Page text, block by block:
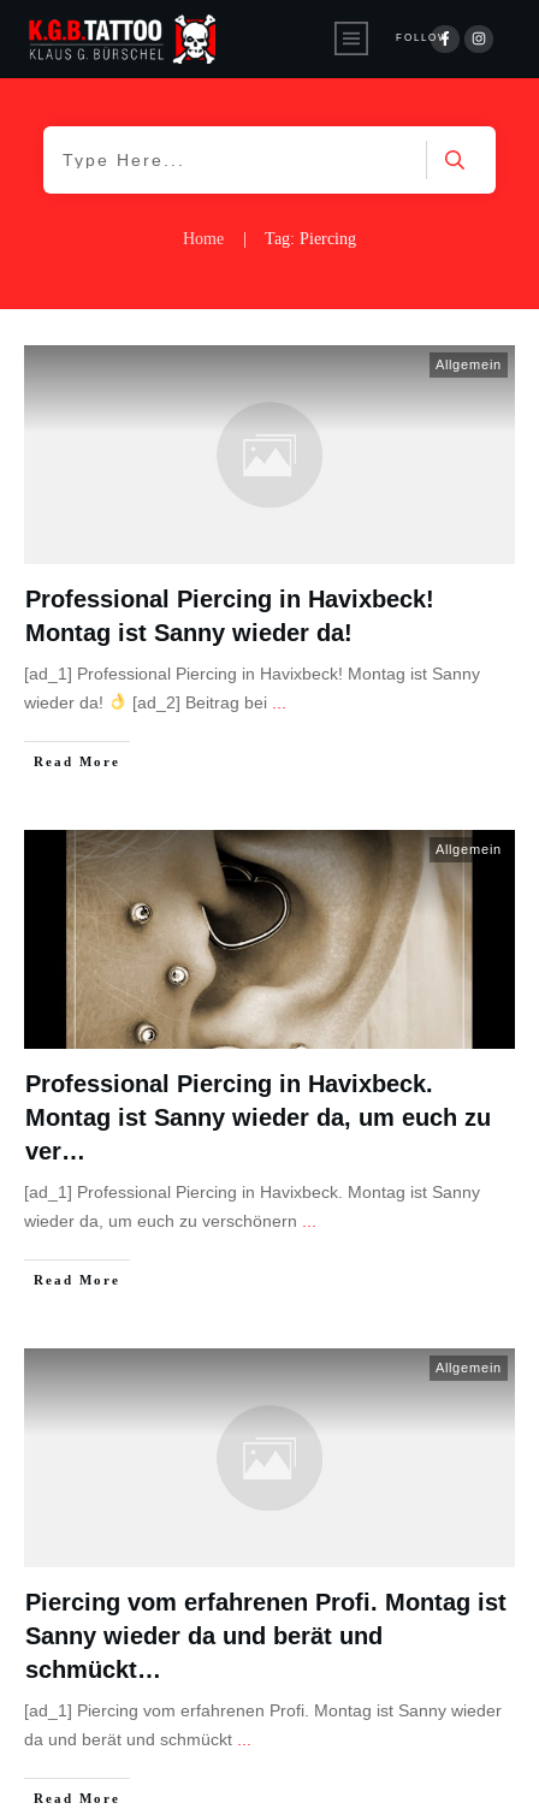
FOLLOW
Home Tag: Piercing
Allgemein
Professional Piercing in Havixbeck!
Montag ist Sanny wieder da!
[ad_1] Professional Piercing in Havixbeck! Montag ist Sanny
wieder da!
[ad_2] Beitrag bei
Read More
Allgemein
Professional Piercing in Havixbeck.
Montag ist Sanny wieder da, um euch zu
ver…
[ad_1] Professional Piercing in Havixbeck. Montag ist Sanny
wieder da, um euch zu verschönern
Read More
Allgemein
Piercing vom erfahrenen Profi. Montag ist
Sanny wieder da und berät und
schmückt…
[ad_1] Piercing vom erfahrenen Profi. Montag ist Sanny wieder
da und berät und schmückt
Read More